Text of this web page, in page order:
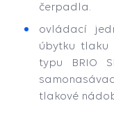
čerpadla.
ovládací
úbytku tlaku
typu BRIO
tlakové